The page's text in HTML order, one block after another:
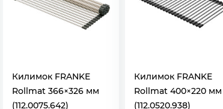
Килимок FRANKE
Rollmat 366×326 мм
(112.0075.642)
Килимок FRANKE
Rollmat 400×220 мм
(112.0520.938)